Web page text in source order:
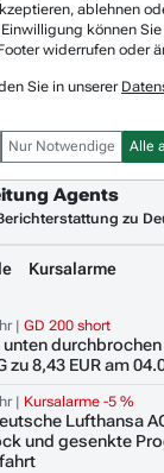
1T 3M
Agents
zu
Kursalarme
|GD 200 short
unten
zu 8,43 EUR am
| Kursalarme -5 %
Lufthansa
und gesenkte
ablehnen
können
widerrufen oder
Sie in unserer
Nur Notwendige Alle